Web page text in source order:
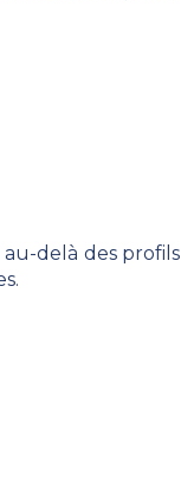
delà des profils